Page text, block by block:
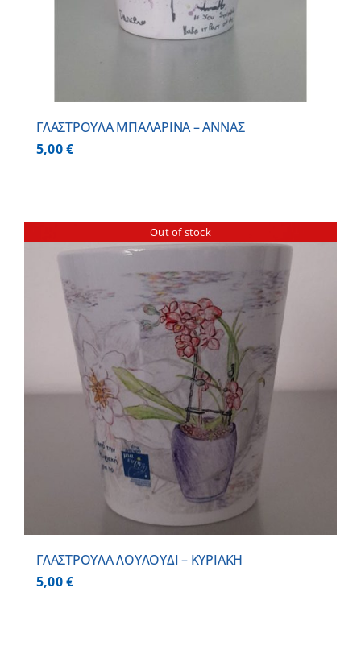
ΓΛΑΣΤΡΟΥΛΑ ΜΠΑΛΑΡΙΝΑ – ΑΝΝΑΣ
5,00€
Out of stock
ΓΛΑΣΤΡΟΥΛΑ ΛΟΥΛΟΥΔΙ – ΚΥΡΙΑΚΗ
5,00€